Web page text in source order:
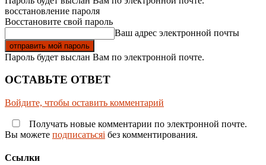
восстановление пароля
Восстановите свой пароль
Ваш адрес электронной почты
Пароль будет выслан Вам по электронной почте.
ОСТАВЬТЕ ОТВЕТ
Войдите, чтобы оставить комментарий
Получать новые комментарии по электронной почте.
Вы можете подписатьсяi без комментирования.
Ссылки